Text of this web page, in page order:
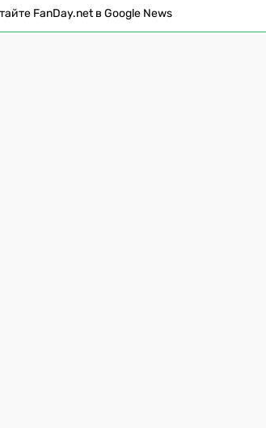
FanDay.net в Google News